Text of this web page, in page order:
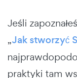
Jeśli
„Jak stworzyć
praktyki tam